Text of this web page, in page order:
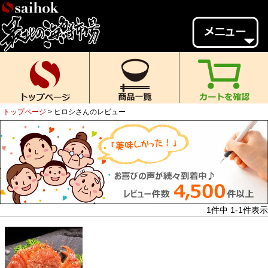
会員様メニュー
ゲスト
様、
いらっしゃいませ。
ご来店ありがとうございます。
新規会員登録
MYページ MYクーポン
ポイント履歴 お気に入り
レビュー投稿 閲覧履歴
当店について
初めての方へ
返品について
トップページ ヒロシさんのレビュー
1件中 1-1件表示